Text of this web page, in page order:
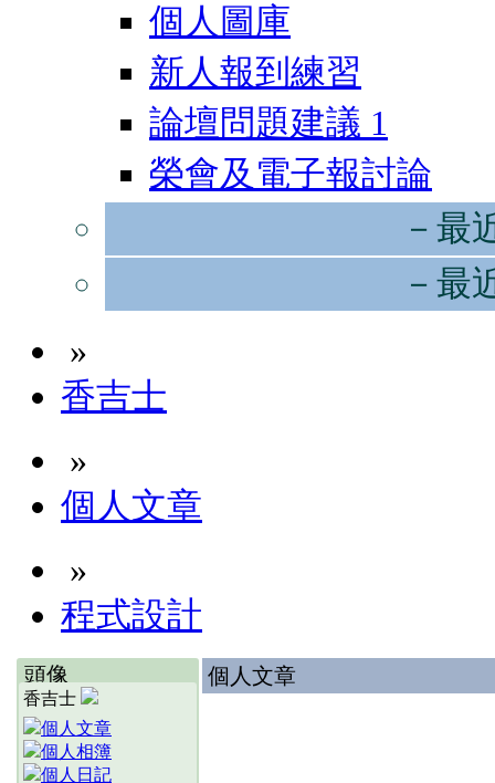
個人圖庫
新人報到練習
論壇問題建議 1
榮會及電子報討論
－最
－最
»
香吉士
»
個人文章
»
程式設計
頭像
香吉士
個人文章